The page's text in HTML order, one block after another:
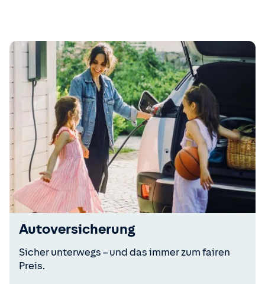
Autoversicherung
Sicher unterwegs – und das immer zum fairen
Preis.